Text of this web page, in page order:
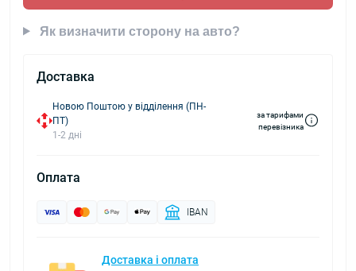
Як визначити сторону на авто?
Доставка
Новою Поштою у відділення (ПН-
ПТ)
1-2 дні
за тарифами
перевізника
Оплата
IBAN
Доставка і оплата